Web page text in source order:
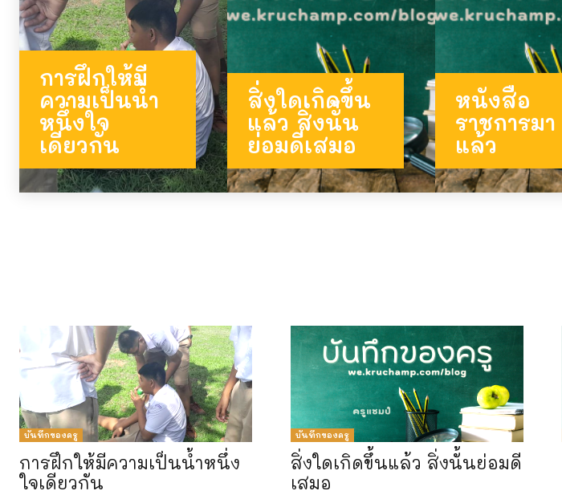
การฝึกให้มี
ความเป็นน้ำ
หนึ่งใจ
เดียวกัน
สิ่งใดเกิดขึ้น
แล้ว สิ่งนั้น
ย่อมดีเสมอ
หนังสือ
ราชการมา
แล้ว
บันทึกของครู
การฝึกให้มีความเป็นน้ำหนึ่ง
ใจเดียวกัน
บันทึกของครู
สิ่งใดเกิดขึ้นแล้ว สิ่งนั้นย่อมดี
เสมอ